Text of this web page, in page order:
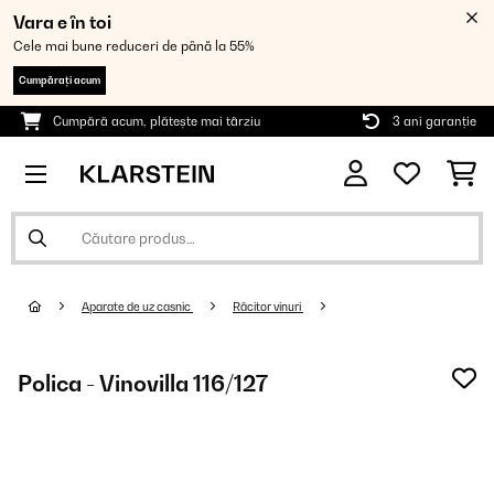
Vara e în toi
Cele mai bune reduceri de până la 55%
Cumpărați acum
Cumpără acum, plătește mai târziu 3 ani garanție
Aparate de uz casnic Răcitor vinuri
Polica - Vinovilla 116/127